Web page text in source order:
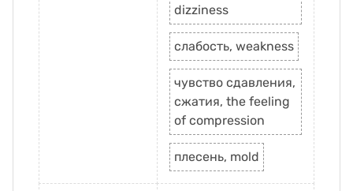
dizziness
слабость, weakness
чувство сдавления,
сжатия, the feeling
of compression
плесень, mold